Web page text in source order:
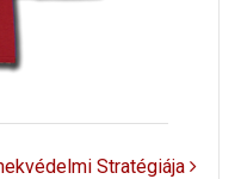
Stratégiája